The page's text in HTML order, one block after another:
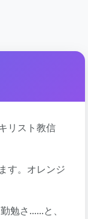
リスト教信
す。オレンジ
さ......と、